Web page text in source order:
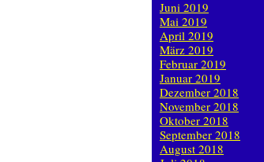
Juni 2019
Mai 2019
April 2019
März 2019
Februar 2019
Januar 2019
Dezember 2018
November 2018
Oktober 2018
September 2018
August 2018